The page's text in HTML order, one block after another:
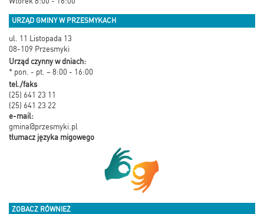
URZĄD GMINY W PRZESMYKACH
ul. 11 Listopada 13
08-109 Przesmyki
Urząd czynny w dniach:
* pon. - pt. – 8:00 - 16:00
tel./faks
(25) 641 23 11
(25) 641 23 22
e-mail:
gmina@przesmyki.pl
tłumacz języka migowego
ZOBACZ RÓWNIEŻ